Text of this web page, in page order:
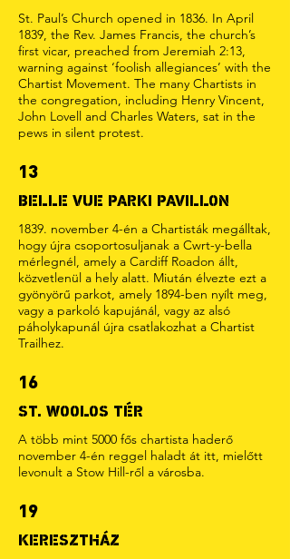
St. Paul’s Church opened in 1836. In April
1839, the Rev. James Francis, the church’s
first vicar, preached from Jeremiah 2:13,
warning against ‘foolish allegiances’ with the
Chartist Movement. The many Chartists in
the congregation, including Henry Vincent,
John Lovell and Charles Waters, sat in the
pews in silent protest.
13
BELLE VUE PARKI PAVILLON
1839. november 4-én a Chartisták megálltak,
hogy újra csoportosuljanak a Cwrt-y-bella
mérlegnél, amely a Cardiff Roadon állt,
közvetlenül a hely alatt. Miután élvezte ezt a
gyönyörű parkot, amely 1894-ben nyílt meg,
vagy a parkoló kapujánál, vagy az alsó
páholykapunál újra csatlakozhat a Chartist
Trailhez.
16
ST. WOOLOS TÉR
A több mint 5000 fős chartista haderő
november 4-én reggel haladt át itt, mielőtt
levonult a Stow Hill-ről a városba.
19
KERESZTHÁZ